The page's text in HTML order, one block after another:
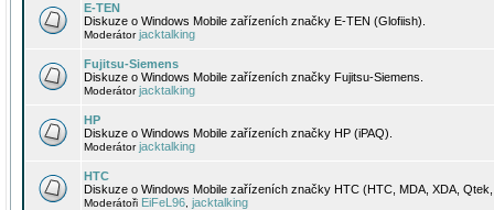
E-TEN
Diskuze o Windows Mobile zařízeních značky E-TEN (Glofiish).
Moderátorjacktalking
Fujitsu-Siemens
Diskuze o Windows Mobile zařízeních značky Fujitsu-Siemens.
Moderátorjacktalking
HP
Diskuze o Windows Mobile zařízeních značky HP (iPAQ).
Moderátorjacktalking
HTC
Diskuze o Windows Mobile zařízeních značky HTC (HTC, MDA, XDA,
Moderátoři EiFeL96 jacktalking